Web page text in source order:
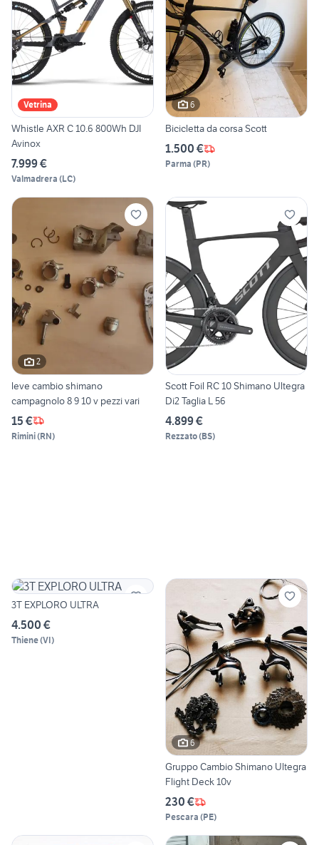
Vetrina
Whistle AXR C 10.6 800Wh DJI
Avinox
7.999 €
Valmadrera (LC)
6
Bicicletta da corsa Scott
1.500 €
Parma (PR)
2
leve cambio shimano
campagnolo 8 9 10 v pezzi vari
15 €
Rimini(RN)
Scott Foil RC 10 Shimano Ultegra
Di2 Taglia L 56
4.899 €
Rezzato(BS)
3T EXPLORO ULTRA
4.500 €
Thiene(VI)
6
Gruppo Cambio Shimano Ultegra
Flight Deck 10v
230 €
Pescara (PE)